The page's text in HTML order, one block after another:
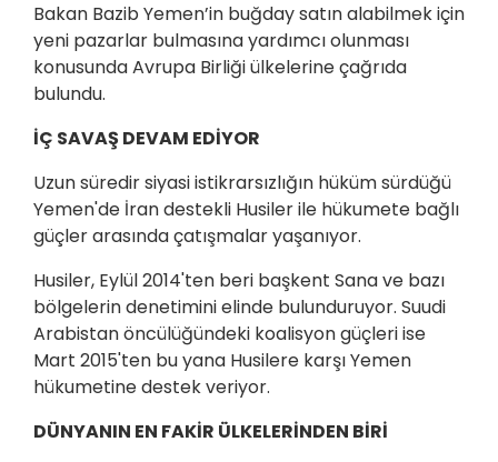
Bakan Bazib Yemen’in buğday satın alabilmek için
yeni pazarlar bulmasına yardımcı olunması
konusunda Avrupa Birliği ülkelerine çağrıda
bulundu.
İÇ SAVAŞ DEVAM EDİYOR
Uzun süredir siyasi istikrarsızlığın hüküm sürdüğü
Yemen'de İran destekli Husiler ile hükumete bağlı
güçler arasında çatışmalar yaşanıyor.
Husiler, Eylül 2014'ten beri başkent Sana ve bazı
bölgelerin denetimini elinde bulunduruyor. Suudi
Arabistan öncülüğündeki koalisyon güçleri ise
Mart 2015'ten bu yana Husilere karşı Yemen
hükumetine destek veriyor.
DÜNYANIN EN FAKİR ÜLKELERİNDEN BİRİ